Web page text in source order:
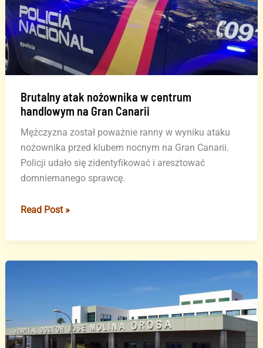
Brutalny atak nożownika w centrum
handlowym na Gran Canarii
Mężczyzna został poważnie ranny w wyniku ataku
nożownika przed klubem nocnym na Gran Canarii.
Policji udało się zidentyfikować i aresztować
domniemanego sprawcę.
Brutalny
nożownika
Canarii
Read Post »